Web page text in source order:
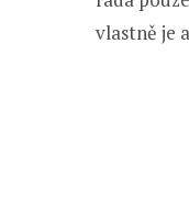
vlastně je